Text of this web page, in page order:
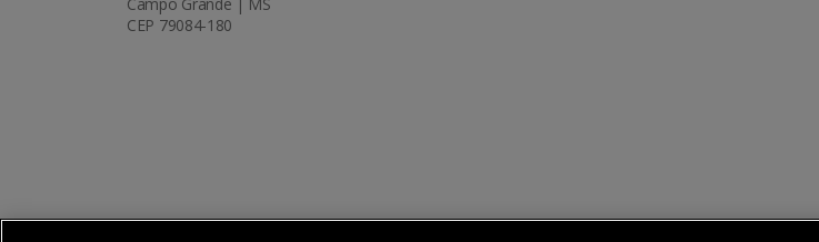
Campo Grande | MS
CEP 79084-180